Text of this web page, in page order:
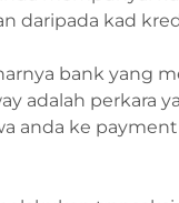
daripada kad
bank yang
adalah perkara
anda ke